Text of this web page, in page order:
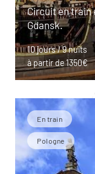
Circuit en train
Gdansk.
10 jours / 9 nuits
à partir de 1350€
En train
Pologne